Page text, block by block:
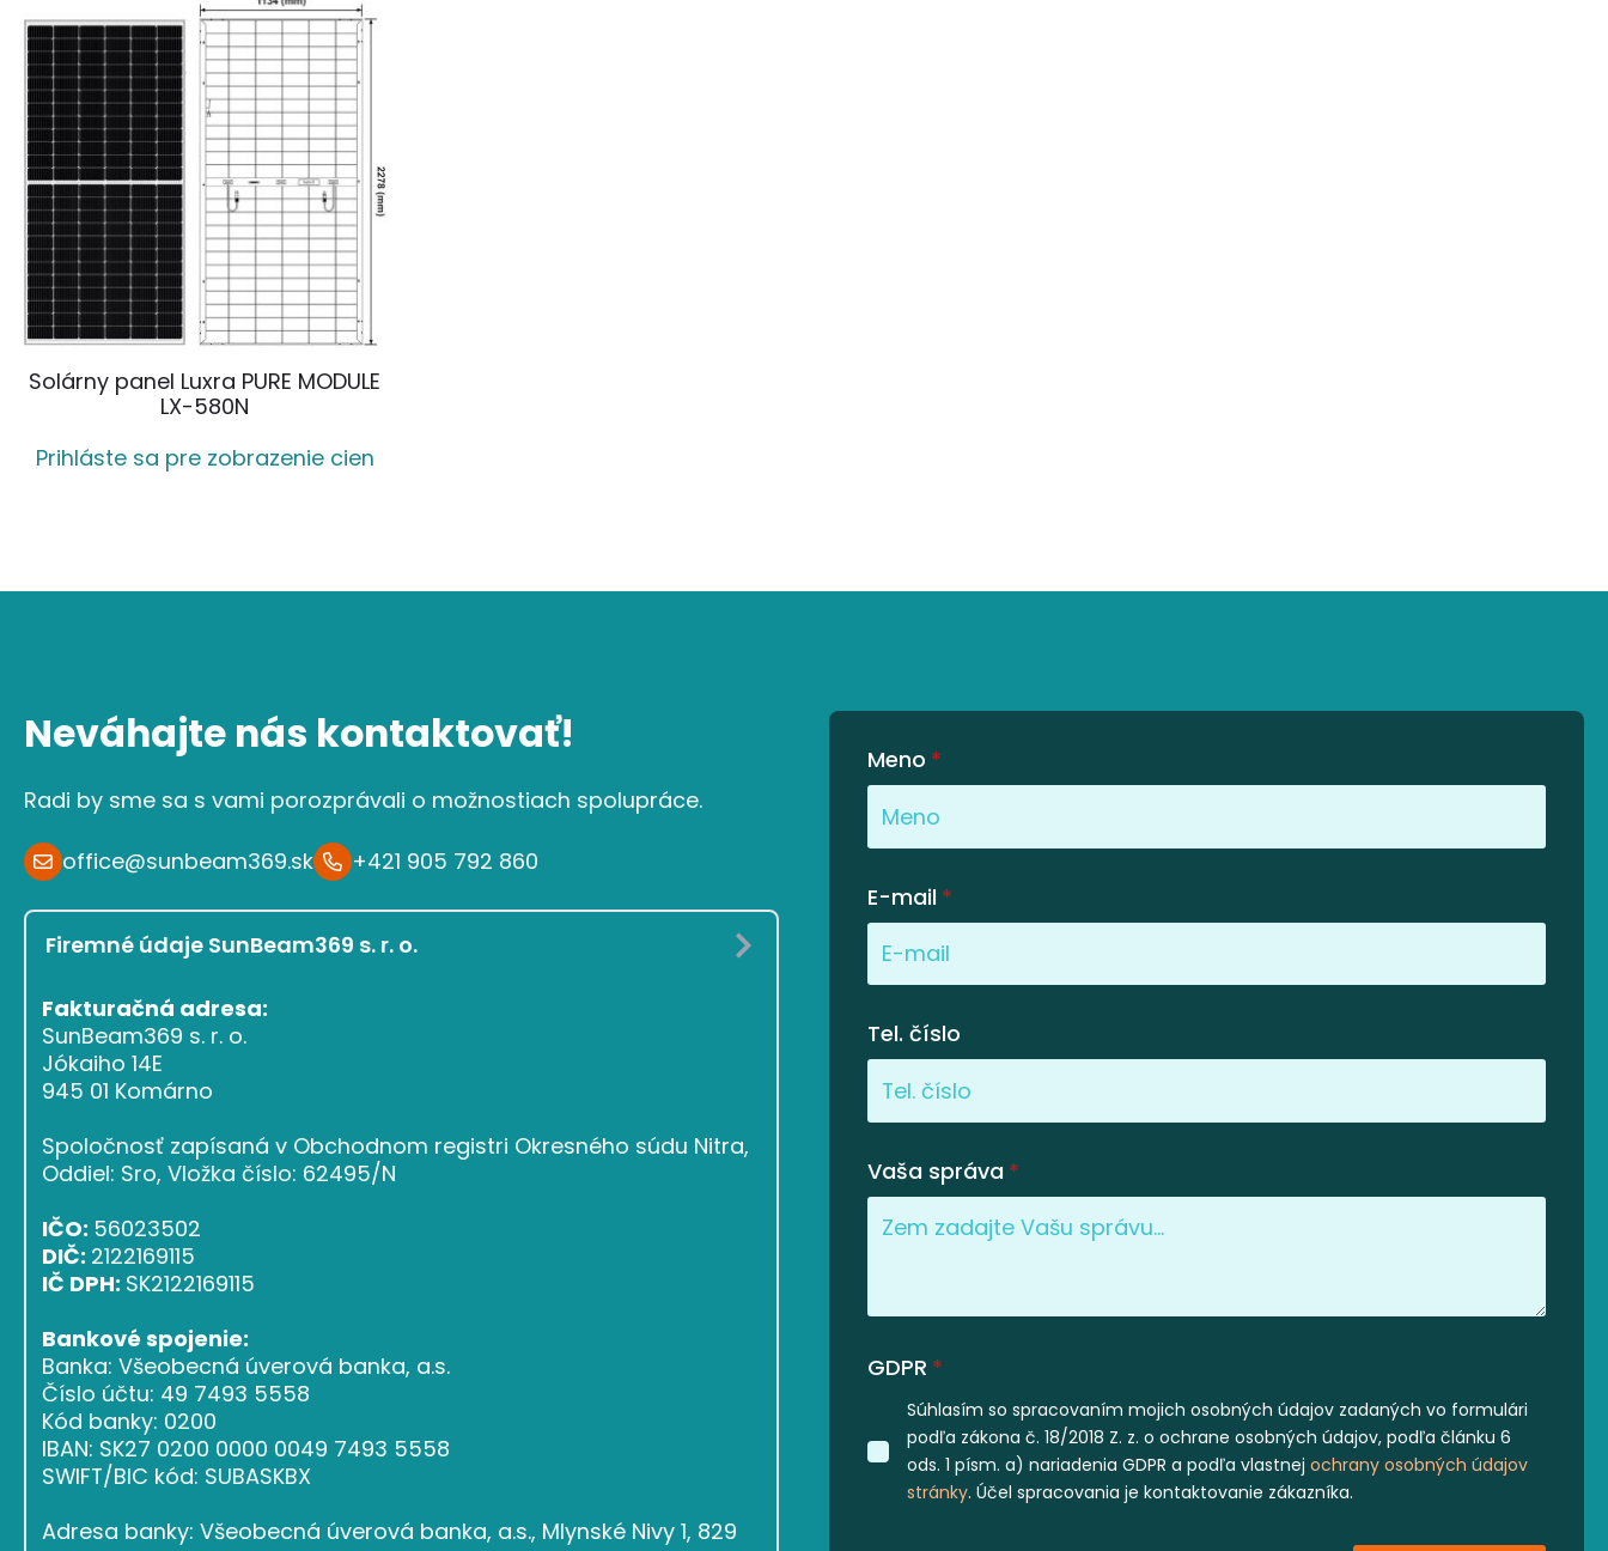
Solárny panel Luxra PURE MODULE
LX-580N
Prihláste sa pre zobrazenie cien
Neváhajte nás kontaktovať!
Radi by sme sa s vami porozprávali o možnostiach spolupráce.
office@sunbeam369.sk +421 905 792 860
Firemné údaje SunBeam369 s. r. o.
Fakturačná adresa:
SunBeam369 s. r. o.
Jókaiho 14E
945 01 Komárno
Spoločnosť zapísaná v Obchodnom registri Okresného súdu Nitra,
Oddiel: Sro, Vložka číslo: 62495/N
IČO: 56023502
DIČ: 2122169115
IČ DPH: SK2122169115
Bankové spojenie:
Banka: Všeobecná úverová banka, a.s.
Číslo účtu: 49 7493 5558
Kód banky: 0200
IBAN: SK27 0200 0000 0049 7493 5558
SWIFT/BIC kód: SUBASKBX
Adresa banky: Všeobecná úverová banka, a.s., Mlynské Nivy 1, 829
Meno *
E-mail *
Tel. číslo
Vaša správa *
GDPR *
Súhlasím so spracovaním mojich osobných údajov zadaných vo formulári
podľa zákona č. 18/2018 Z. z. o ochrane osobných údajov, podľa článku 6
ods. 1 písm. a) nariadenia GDPR a podľa vlastnejochrany osobných údajov
stránky. Účel spracovania je kontaktovanie zákazníka.